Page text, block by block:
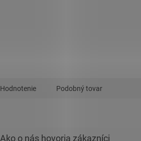
Hodnotenie Podobný tovar